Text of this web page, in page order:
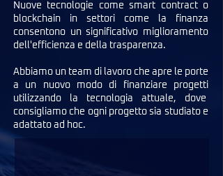
Nuove tecnologie come smart contract o
blockchain in settori come la finanza
consentono un significativo miglioramento
dell'efficienza e della trasparenza.
Abbiamo un team di lavoro che apre le porte
a un nuovo modo di finanziare progetti
utilizzando la tecnologia attuale, dove
consigliamo che ogni progetto sia studiato e
adattato ad hoc.